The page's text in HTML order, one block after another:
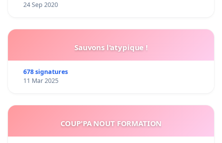
24 Sep 2020
Sauvons l'atypique !
678 signatures
11 Mar 2025
COUP'PA NOUT FORMATION